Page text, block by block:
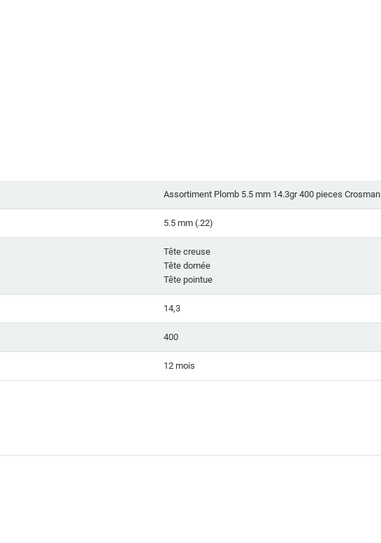
Assortiment Plomb 5.5 mm 14.3gr 400 pieces Crosman
5.5 mm (.22)
Tête creuse
Tête domée
Tête pointue
14,3
400
12 mois